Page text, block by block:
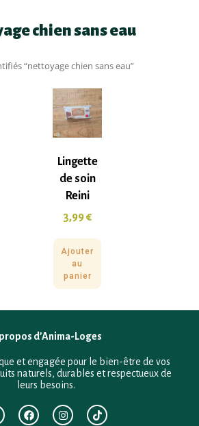
chien sans eau
“nettoyage chien sans eau”
Lingette
de soin
Reini
3,99€
Ajouter
au
panier
d’Anima-Loges
et engagée pour le bien-être de vos
naturels, durables et respectueux de
leurs besoins.